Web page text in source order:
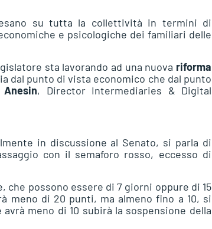
su tutta la collettività in termini di
e psicologiche dei familiari delle
sta lavorando ad una nuova riforma
dal punto di vista economico che dal punto
, Director Intermediaries & Digital
in discussione al Senato, si parla di
con il semaforo rosso, eccesso di
possono essere di 7 giorni oppure di 15
meno di 20 punti, ma almeno fino a 10, si
meno di 10 subirà la sospensione della